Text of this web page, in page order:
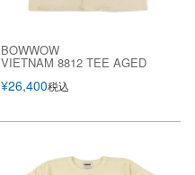
BOWWOW
VIETNAM 8812 TEE AGED
¥26,400税込